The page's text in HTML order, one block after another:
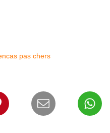
pas chers